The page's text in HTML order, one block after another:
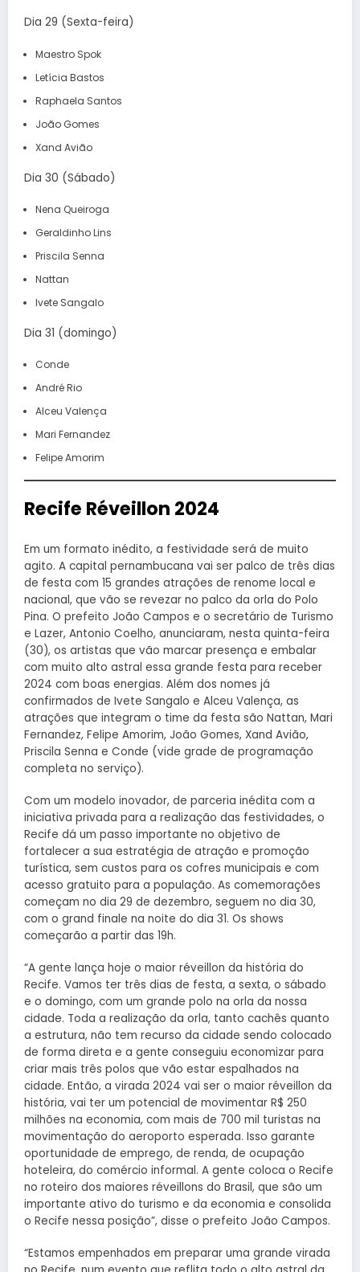
Dia 29 (Sexta-feira)
Maestro Spok
Letícia Bastos
Raphaela Santos
João Gomes
Xand Avião
Dia 30 (Sábado)
Nena Queiroga
Geraldinho Lins
Priscila Senna
Nattan
Ivete Sangalo
Dia 31 (domingo)
Conde
André Rio
Alceu Valença
Mari Fernandez
Felipe Amorim
Recife Réveillon 2024
Em um formato inédito, a festividade será de muito
agito. A capital pernambucana vai ser palco de três dias
de festa com 15 grandes atrações de renome local e
nacional, que vão se revezar no palco da orla do Polo
Pina. O prefeito João Campos e o secretário de Turismo
e Lazer, Antonio Coelho, anunciaram, nesta quinta-feira
(30), os artistas que vão marcar presença e embalar
com muito alto astral essa grande festa para receber
2024 com boas energias. Além dos nomes já
confirmados de Ivete Sangalo e Alceu Valença, as
atrações que integram o time da festa são Nattan, Mari
Fernandez, Felipe Amorim, João Gomes, Xand Avião,
Priscila Senna e Conde (vide grade de programação
completa no serviço).
Com um modelo inovador, de parceria inédita com a
iniciativa privada para a realização das festividades, o
Recife dá um passo importante no objetivo de
fortalecer a sua estratégia de atração e promoção
turística, sem custos para os cofres municipais e com
acesso gratuito para a população. As comemorações
começam no dia 29 de dezembro, seguem no dia 30,
com o grand finale na noite do dia 31. Os shows
começarão a partir das 19h.
“A gente lança hoje o maior réveillon da história do
Recife. Vamos ter três dias de festa, a sexta, o sábado
e o domingo, com um grande polo na orla da nossa
cidade. Toda a realização da orla, tanto cachês quanto
a estrutura, não tem recurso da cidade sendo colocado
de forma direta e a gente conseguiu economizar para
criar mais três polos que vão estar espalhados na
cidade. Então, a virada 2024 vai ser o maior réveillon da
história, vai ter um potencial de movimentar R$ 250
milhões na economia, com mais de 700 mil turistas na
movimentação do aeroporto esperada. Isso garante
oportunidade de emprego, de renda, de ocupação
hoteleira, do comércio informal. A gente coloca o Recife
no roteiro dos maiores réveillons do Brasil, que são um
importante ativo do turismo e da economia e consolida
o Recife nessa posição”, disse o prefeito João Campos.
“Estamos empenhados em preparar uma grande virada